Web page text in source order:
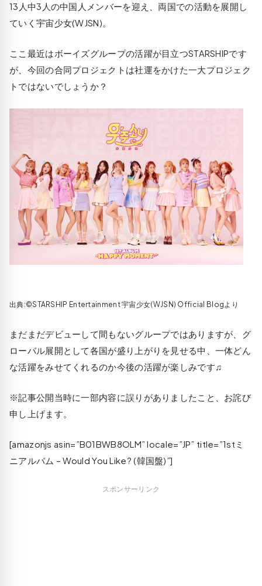
13人中3人の中国人メンバーを迎え、両国での活動を展開し
ていく宇宙少女(WJSN)。
ここ最近はボーイズグループの活躍が目立つSTARSHIPです
が、今回の合同プロジェクトは社運をかけた一大プロジェク
トではないでしょうか？
出典:©STARSHIP Entertainment 宇宙少女(WJSN) Official Blogより
まだまだデビューして間もないグループではありますが、グ
ローバル展開として各国が盛り上がりを見せる中、一体どん
な活躍をみせてくれるのか今後の活躍が楽しみです♫
※記事公開当時に一部内容に誤りがありましたこと、お詫び
申し上げます。
[amazonjs asin=”B01BWB8OLM” locale=”JP” title=”1stミ
ニアルバム – Would You Like? (韓国盤)”]
スポンサーリンク